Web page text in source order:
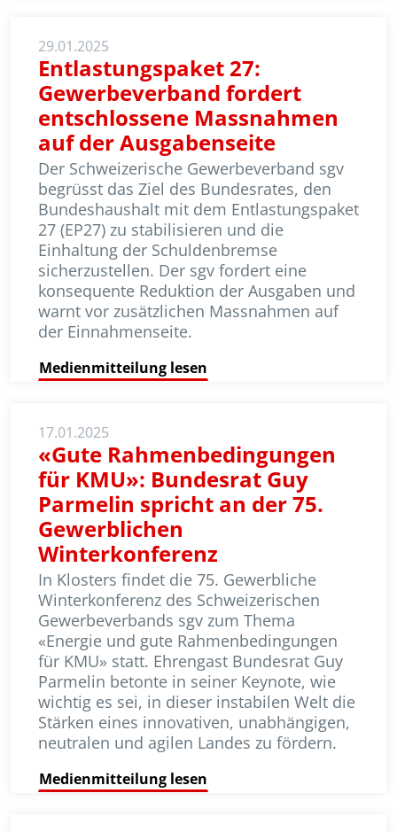
29.01.2025
Entlastungspaket 27:
Gewerbeverband fordert
entschlossene Massnahmen
auf der Ausgabenseite
Der Schweizerische Gewerbeverband sgv
begrüsst das Ziel des Bundesrates, den
Bundeshaushalt mit dem Ent­las­tungs­paket
27 (EP27) zu stabilisieren und die
Einhaltung der Schulden­bremse
sicherzustellen. Der sgv fordert eine
konsequente Reduktion der Aus­gaben und
warnt vor zusätzlichen Massnahmen auf
der Einnahmenseite.
Medienmitteilung lesen
17.01.2025
«Gute Rahmenbedingungen
für KMU»: Bundesrat Guy
Parmelin spricht an der 75.
Gewerblichen
Winterkonferenz
In Klosters findet die 75. Gewerbliche
Winterkonferenz des Schweizerischen
Gewerbeverbands sgv zum Thema
«Energie und gute Rahmen­be­ding­ungen
für KMU» statt. Ehrengast Bundesrat Guy
Parmelin betonte in seiner Keynote, wie
wichtig es sei, in dieser instabilen Welt die
Stärken eines innovativen, unabhängigen,
neutralen und agilen Landes zu fördern.
Medienmitteilung lesen